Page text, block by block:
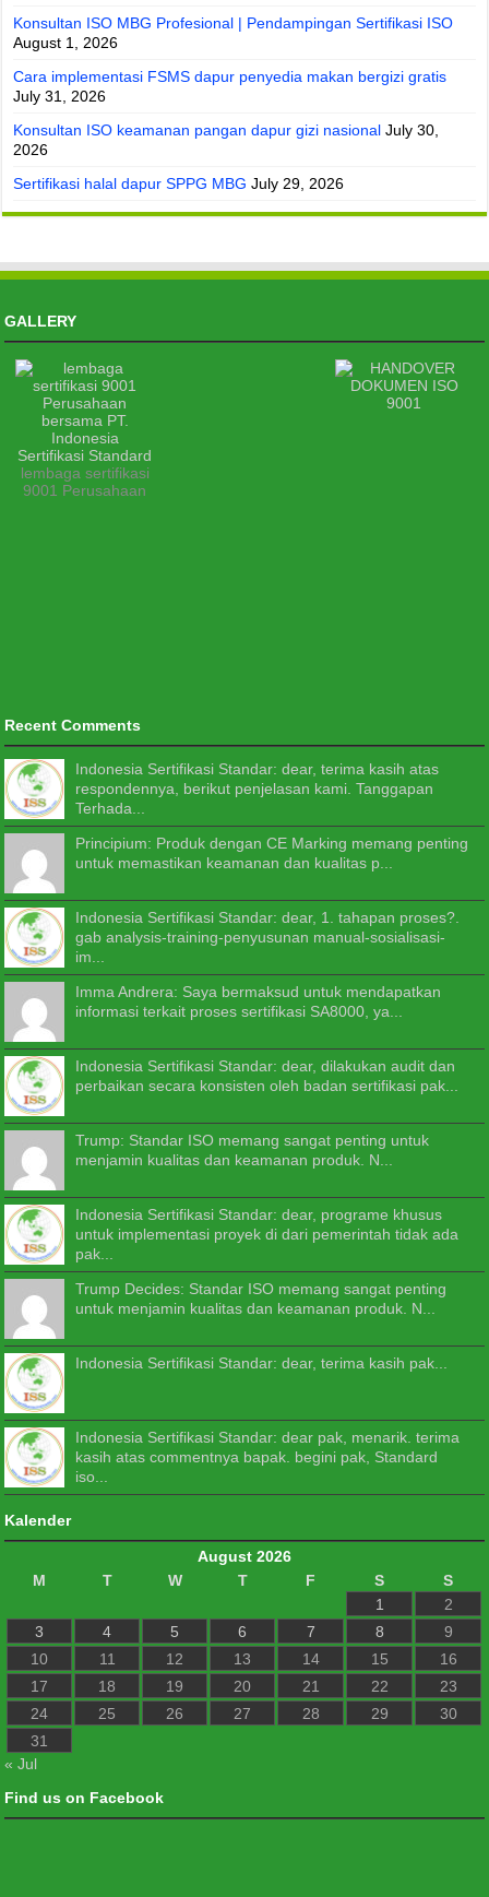
Konsultan ISO MBG Profesional | Pendampingan Sertifikasi ISO
August 1, 2026
Cara implementasi FSMS dapur penyedia makan bergizi gratis
July 31, 2026
Konsultan ISO keamanan pangan dapur gizi nasional July 30,
2026
Sertifikasi halal dapur SPPG MBG July 29, 2026
GALLERY
lembaga sertifikasi
9001 Perusahaan
Recent Comments
Indonesia Sertifikasi Standar: dear, terima kasih atas
respondennya, berikut penjelasan kami. Tanggapan
Terhada...
Principium: Produk dengan CE Marking memang penting
untuk memastikan keamanan dan kualitas p...
Indonesia Sertifikasi Standar: dear, 1. tahapan proses?.
gab analysis-training-penyusunan manual-sosialisasi-
im...
Imma Andrera: Saya bermaksud untuk mendapatkan
informasi terkait proses sertifikasi SA8000, ya...
Indonesia Sertifikasi Standar: dear, dilakukan audit dan
perbaikan secara konsisten oleh badan sertifikasi pak...
Trump: Standar ISO memang sangat penting untuk
menjamin kualitas dan keamanan produk. N...
Indonesia Sertifikasi Standar: dear, programe khusus
untuk implementasi proyek di dari pemerintah tidak ada
pak...
Trump Decides: Standar ISO memang sangat penting
untuk menjamin kualitas dan keamanan produk. N...
Indonesia Sertifikasi Standar: dear, terima kasih pak...
Indonesia Sertifikasi Standar: dear pak, menarik. terima
kasih atas commentnya bapak. begini pak, Standard
iso...
Kalender
August 2026
M
T W T F S
S
1
2
3
4 5 6 7 8
9
10
11 12 13 14 15
16
17
18 19 20 21 22
23
24
25 26 27 28 29
30
31
« Jul
Find us on Facebook